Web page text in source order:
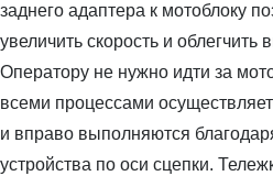
заднего адаптера к мотоблоку
увеличить скорость и облегчить
Оператору не нужно идти за
всеми процессами
и вправо выполняются
устройства по оси сцепки.